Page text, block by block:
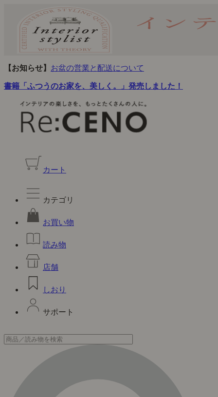
【お知らせ】 お盆の営業と配送について
書籍「ふつうのお家を、美しく。」発売しました！
カート
カテゴリ
お買い物
読み物
店舗
しおり
サポート